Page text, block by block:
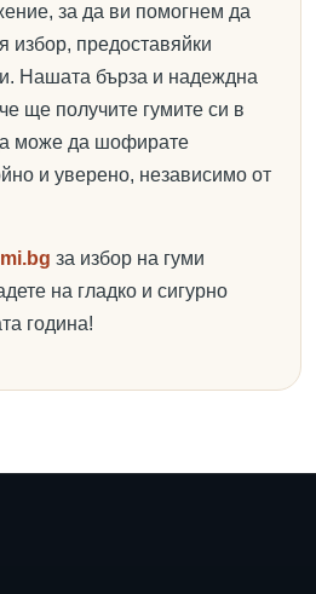
за да ви помогнем да
избор, предоставяйки
Нашата бърза и надеждна
ще получите гумите си в
може да шофирате
и уверено, независимо от
за избор на гуми
на гладко и сигурно
година!